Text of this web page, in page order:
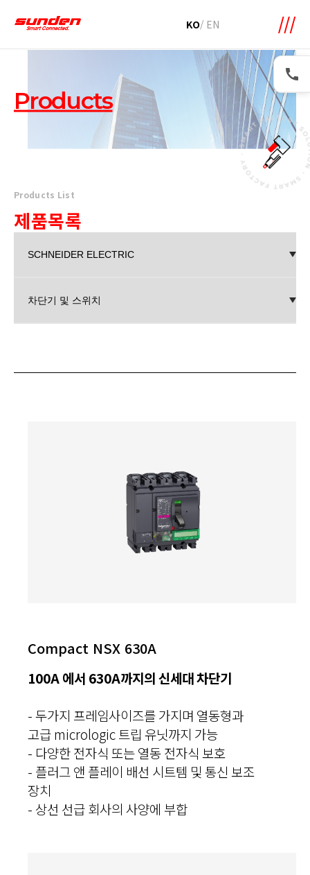
KO/ EN
Products
Products List
제품목록
Compact NSX 630A
100A 에서 630A까지의 신세대 차단기
- 두가지 프레임사이즈를 가지며 열동형과
고급 micrologic 트립 유닛까지 가능
- 다양한 전자식 또는 열동 전자식 보호
- 플러그 앤 플레이 배선 시트템 및 통신 보조
장치
- 상선 선급 회사의 사양에 부합